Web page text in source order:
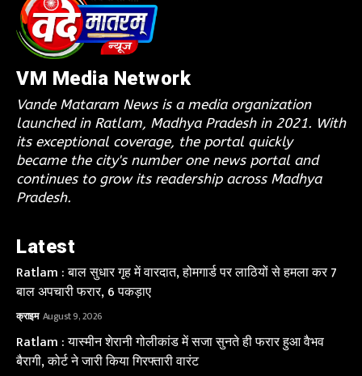
VM Media Network
Vande Mataram News is a media organization
launched in Ratlam, Madhya Pradesh in 2021. With
its exceptional coverage, the portal quickly
became the city's number one news portal and
continues to grow its readership across Madhya
Pradesh.
Latest
Ratlam : बाल सुधार गृह में वारदात, होमगार्ड पर लाठियों से हमला कर 7
बाल अपचारी फरार, 6 पकड़ाए
क्राइम August 9, 2026
Ratlam : यास्मीन शेरानी गोलीकांड में सजा सुनते ही फरार हुआ वैभव
बैरागी, कोर्ट ने जारी किया गिरफ्तारी वारंट